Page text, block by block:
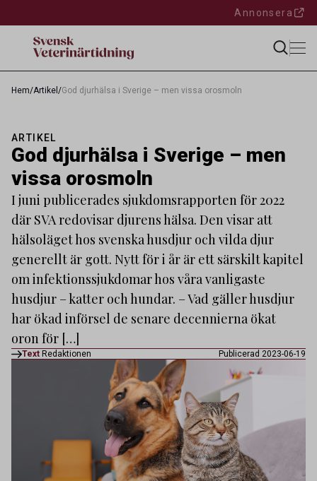
Annonsera
Hem/Artikel /God djurhälsa i Sverige – men vissa orosmoln
ARTIKEL
God djurhälsa i Sverige – men
vissa orosmoln
I juni publicerades sjukdomsrapporten för 2022
där SVA redovisar djurens hälsa. Den visar att
hälsoläget hos svenska husdjur och vilda djur
generellt är gott. Nytt för i år är ett särskilt kapitel
om infektionssjukdomar hos våra vanligaste
husdjur – katter och hundar. – Vad gäller husdjur
har ökad införsel de senare decennierna ökat
oron för […]
Text Redaktionen Publicerad 2023-06-19